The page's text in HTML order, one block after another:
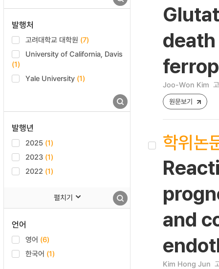
발행처
고려대학교 대학원 (7)
University of California, Davis
(1)
Yale University (1)
발행년
2025 (1)
2023 (1)
2022 (1)
펼치기
언어
영어 (6)
한국어 (1)
Joo-Won Kim
원문보기
학위논
and
Kim Hong Jun